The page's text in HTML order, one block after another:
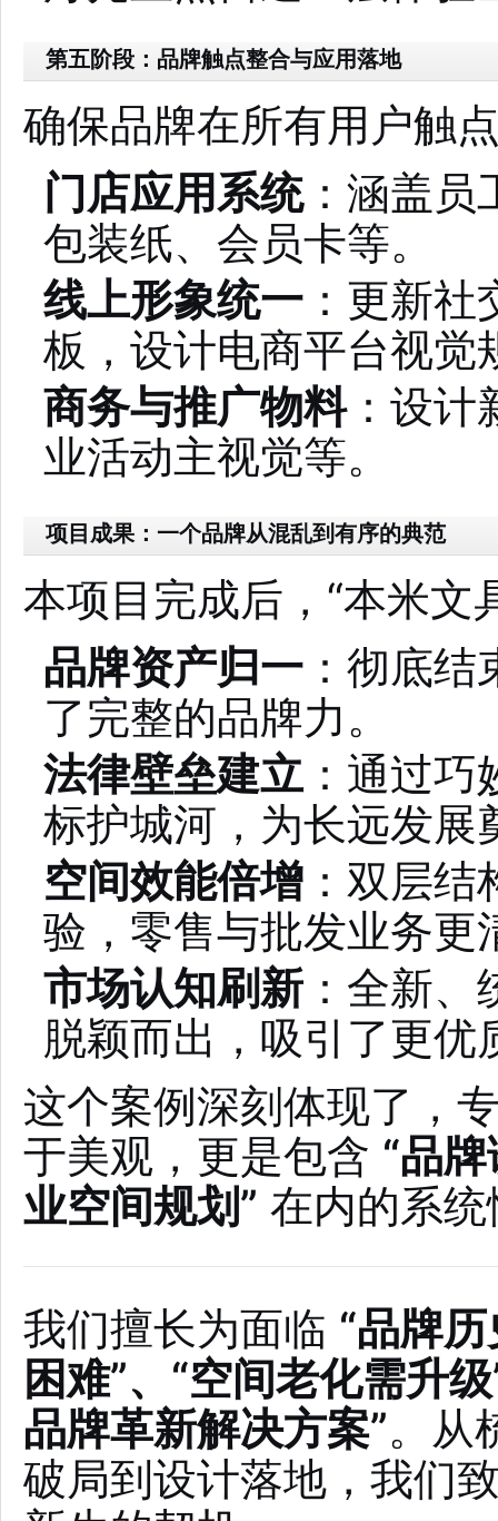
第五阶段：品牌触点整合与应用落地
确保品牌在所有用户触
门店应用系统：涵盖员
包装纸、会员卡等。
线上形象统一 ：更新
板，设计电商平台视觉
商务与推广物料：设计
业活动主视觉等。
项目成果：一个品牌从混乱到有序的典范
本项目完成后，“本米文
品牌资产归一 ：彻底
了完整的品牌力。
法律壁垒建立：通过巧
标护城河，为长远发展
空间效能倍增 ：双层
验，零售与批发业务更
市场认知刷新 ：全新
脱颖而出，吸引了更优
这个案例深刻体现了，
于美观，更是包含 “品
业空间规划” 在内的系
我们擅长为面临 “品牌
困难”、“空间老化需升级
品牌革新解决方案”。从
破局到设计落地，我们